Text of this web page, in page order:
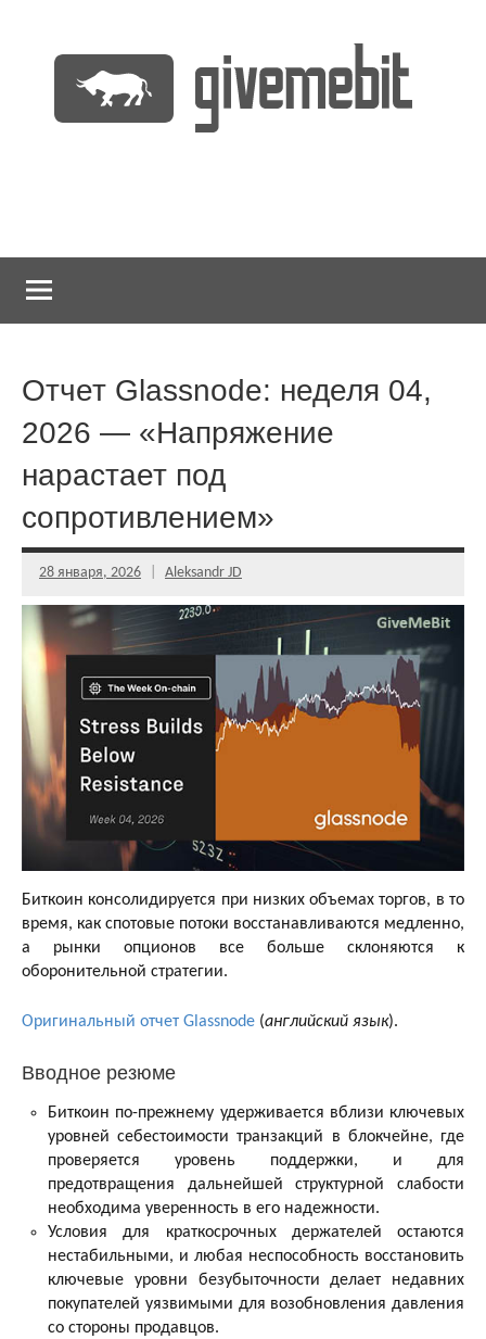
содержимому
Отчет Glassnode: неделя 04,
2026 — «Напряжение
нарастает под
сопротивлением»
28 января, 2026 Aleksandr JD
Биткоин консолидируется при низких объемах торгов, в то
время, как спотовые потоки восстанавливаются медленно,
а рынки опционов все больше склоняются к
оборонительной стратегии.
Оригинальный отчет Glassnode (английский язык).
Вводное резюме
Биткоин по-прежнему удерживается вблизи ключевых
уровней себестоимости транзакций в блокчейне, где
проверяется уровень поддержки, и для
предотвращения дальнейшей структурной слабости
необходима уверенность в его надежности.
Условия для краткосрочных держателей остаются
нестабильными, и любая неспособность восстановить
ключевые уровни безубыточности делает недавних
покупателей уязвимыми для возобновления давления
со стороны продавцов.